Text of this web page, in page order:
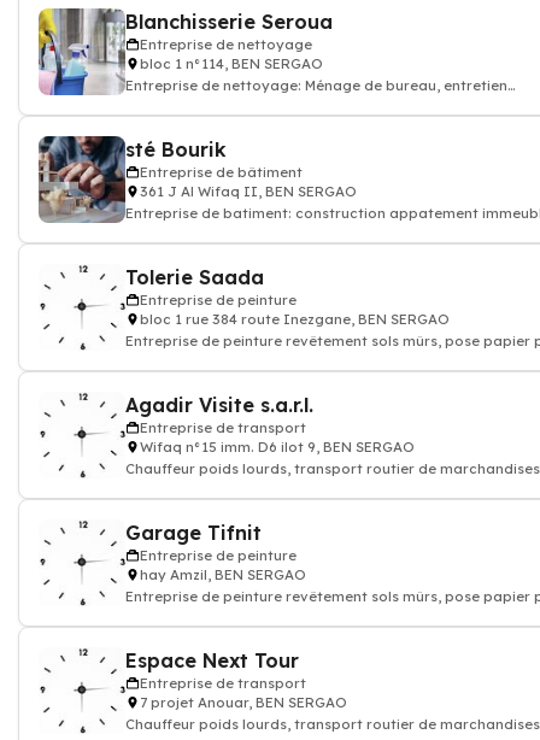
Blanchisserie Seroua
Entreprise de nettoyage
bloc 1 n°114, BEN SERGAO
Entreprise de nettoyage: Ménage de bureau, entretien
sté Bourik
Entreprise de bâtiment
361 J Al Wifaq II, BEN SERGAO
Entreprise de batiment: construction appatement
Tolerie Saada
Entreprise de peinture
bloc 1 rue 384 route Inezgane, BEN SERGAO
Entreprise de peinture revêtement sols mûrs, pose papier
Agadir Visite s.a.r.l.
Entreprise de transport
Wifaq n°15 imm. D6 ilot 9, BEN SERGAO
Chauffeur poids lourds, transport routier de
Garage Tifnit
Entreprise de peinture
hay Amzil, BEN SERGAO
Entreprise de peinture revêtement sols mûrs, pose papier
Espace Next Tour
Entreprise de transport
7 projet Anouar, BEN SERGAO
Chauffeur poids lourds, transport routier de